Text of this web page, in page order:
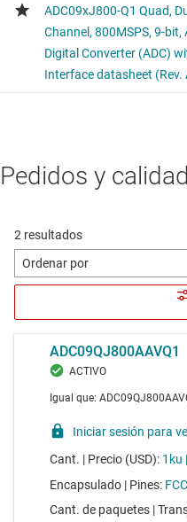
Pedidos y calidad